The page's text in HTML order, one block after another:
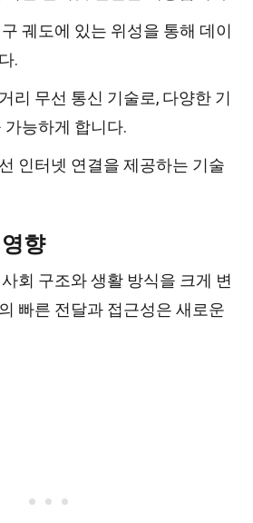
궤도에 있는 위성을 통해 데이
.
리 무선 통신 기술로, 다양한 기
가능하게 합니다.
인터넷 연결을 제공하는 기술
향
회 구조와 생활 방식을 크게 변
빠른 전달과 접근성은 새로운